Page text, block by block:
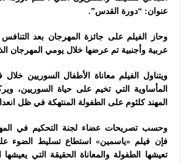
عنوان: “دورة القدس”.
عربية وأجنبية تم عرضها خلال يومي المهرجان
ويتناول الفيلم معاناة الأطفال السوريين
المأساوية التي تخيم على حياة السوريين،
المهند كلثوم على الطفولة المنتهكة في ظل
وحسب تصريحات عضاء لجنة التحكيم في
فإن فيلم «ياسمين» استطاع تسليط الضوء
تعيشها الطفولة والمعاناة الحقيقة التي